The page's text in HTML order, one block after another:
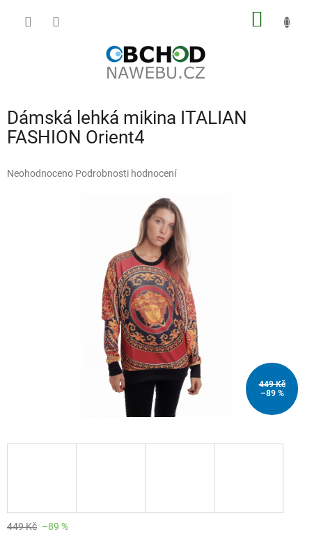
Dámská lehká mikina ITALIAN
FASHION Orient4
Průměrné
Neohodnoceno Podrobnosti hodnocení
449 Kč
–89 %
449 Kč –89 %